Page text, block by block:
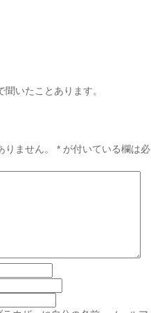
いたことあります。
ません。
* が付いている欄は必